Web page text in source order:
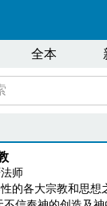
全本
师
的各大宗教和思想